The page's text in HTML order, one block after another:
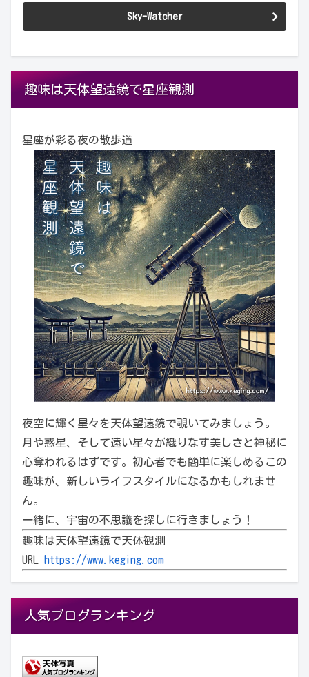
Sky-Watcher
趣味は天体望遠鏡で星座観測
星座が彩る夜の散歩道
夜空に輝く星々を天体望遠鏡で覗いてみましょう。
月や惑星、そして遠い星々が織りなす美しさと神秘に
心奪われるはずです。初心者でも簡単に楽しめるこの
趣味が、新しいライフスタイルになるかもしれませ
ん。
一緒に、宇宙の不思議を探しに行きましょう！
趣味は天体望遠鏡で天体観測
URL
https://www.keging.com
人気ブログランキング